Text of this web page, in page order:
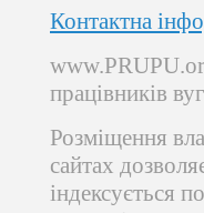
Контактна
працівників
Розміщення
сайтах
індексується